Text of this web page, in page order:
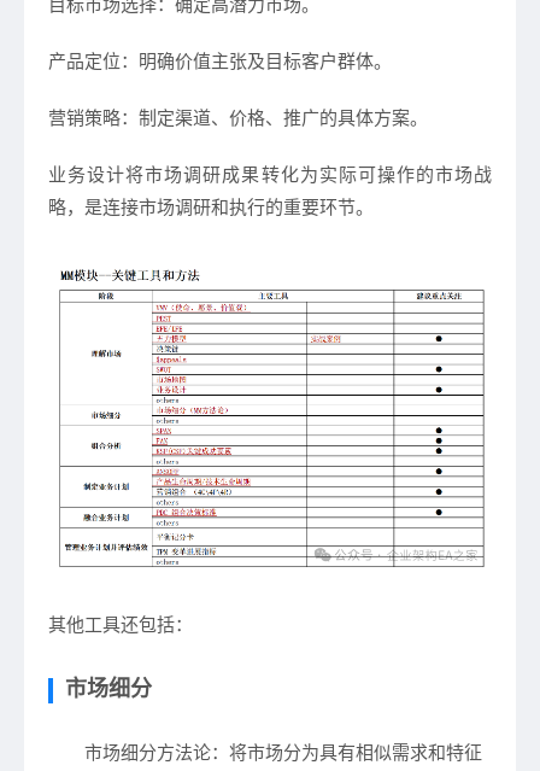
目标市场选择：确定高潜力市场。
产品定位：明确价值主张及目标客户群体。
营销策略：制定渠道、价格、推广的具体方案。
业务设计将市场调研成果转化为实际可操作的市场战
略，是连接市场调研和执行的重要环节。
其他工具还包括：
市场细分
市场细分方法论：将市场分为具有相似需求和特征